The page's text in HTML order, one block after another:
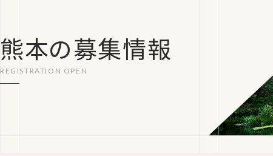
熊本の募集情報